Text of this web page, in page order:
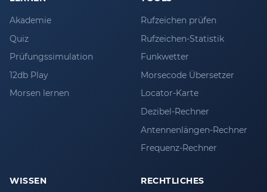
Akademie
Quiz
Prüfungssimulation
12db Play
Morsen lernen
Rufzeichen prüfen
Rufzeichen-Statistik
Funkwetter
Morsecode Übersetzer
Locator-Karte
Dezibel-Rechner
Antennenlängen-Rechner
Frequenz-Rechner
WISSEN RECHTLICHES